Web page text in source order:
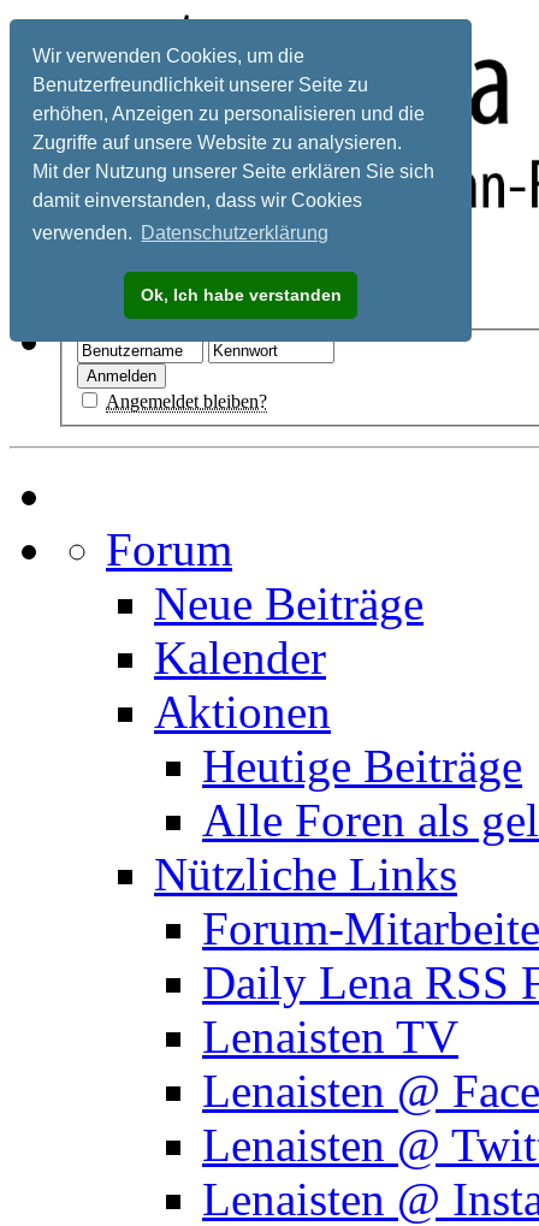
Wir verwenden Cookies, um die
Benutzerfreundlichkeit unserer Seite zu
erhöhen, Anzeigen zu personalisieren und die
Zugriffe auf unsere Website zu analysieren.
Mit der Nutzung unserer Seite erklären Sie sich
damit einverstanden, dass wir Cookies
verwenden. Datenschutzerklärung
Ok, Ich habe verstanden
Registrieren
Angemeldet bleiben?
Forum
Neue Beiträge
Kalender
Aktionen
Heutige Beiträge
Alle Foren als
Nützliche Links
Forum-
Daily Lena RSS
Lenaisten TV
Lenaisten @
Lenaisten @
Lenaisten @